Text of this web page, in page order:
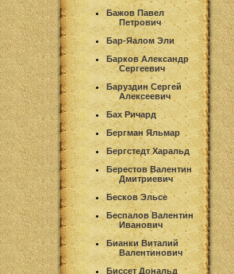
Бажов Павел
Петрович
Бар-Яалом Эли
Барков Александр
Сергеевич
Баруздин Сергей
Алексеевич
Бах Ричард
Бергман Яльмар
Бергстедт Харальд
Берестов Валентин
Дмитриевич
Бесков Эльсе
Беспалов Валентин
Иванович
Бианки Виталий
Валентинович
Биссет Дональд